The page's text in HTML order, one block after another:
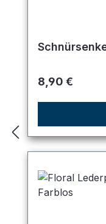
Regulärer
8,90 €